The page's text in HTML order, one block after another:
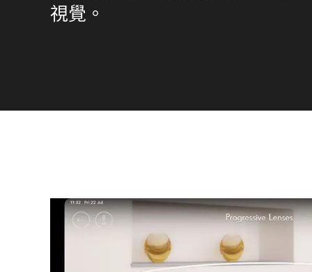
視覺。